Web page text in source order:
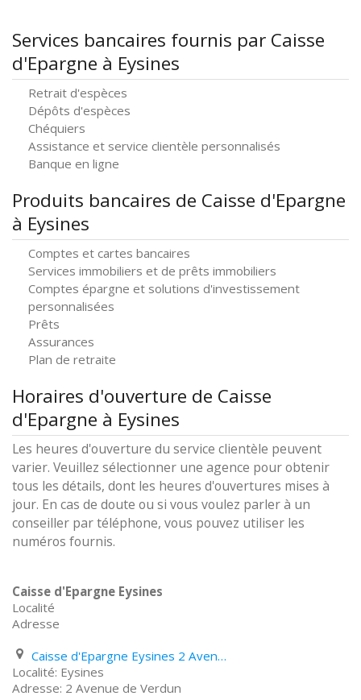
Services bancaires fournis par Caisse
d'Epargne à Eysines
Retrait d'espèces
Dépôts d'espèces
Chéquiers
Assistance et service clientèle personnalisés
Banque en ligne
Produits bancaires de Caisse d'Epargne
à Eysines
Comptes et cartes bancaires
Services immobiliers et de prêts immobiliers
Comptes épargne et solutions d'investissement
personnalisées
Prêts
Assurances
Plan de retraite
Horaires d'ouverture de Caisse
d'Epargne à Eysines
Les heures d'ouverture du service clientèle peuvent
varier. Veuillez sélectionner une agence pour obtenir
tous les détails, dont les heures d'ouvertures mises à
jour. En cas de doute ou si vous voulez parler à un
conseiller par téléphone, vous pouvez utiliser les
numéros fournis.
Caisse d'Epargne Eysines
Localité
Adresse
Caisse d'Epargne Eysines 2 Avenue de Verdun
Eysines
2 Avenue de Verdun